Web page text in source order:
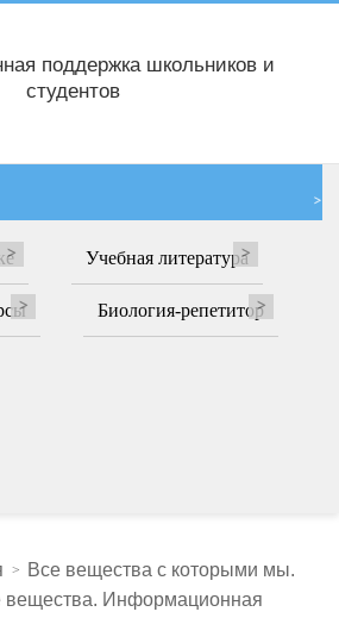
поддержка школьников и
студентов
Учебная литература
Биология-репетитор
Все вещества с которыми мы.
вещества. Информационная